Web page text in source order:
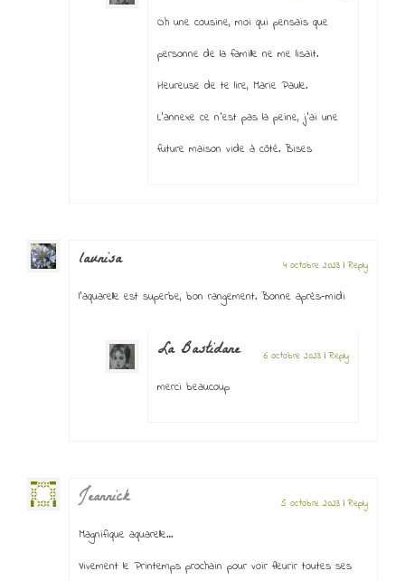
Oh une cousine, moi qui pensais que
personne de la famille ne me lisait.
Heureuse de te lire, Marie Paule.
L’annexe ce n’est pas la peine, j’ai une
future maison vide à côté. Bises
launisa 4 octobre 2023 |Reply
l’aquarelle est superbe, bon rangement. Bonne après-midi
La Bastidane 6 octobre 2023 |Reply
merci beaucoup
Jeannick 5 octobre 2023 |Reply
Magnifique aquarelle…
Vivement le Printemps prochain pour voir fleurir toutes ses